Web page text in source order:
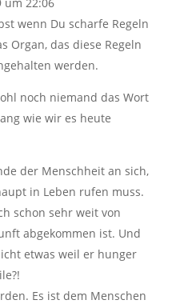
wenn Du scharfe Regeln
Organ, das diese Regeln
werden.
noch niemand das Wort
wie wir es heute
der Menschheit an sich,
in Leben rufen muss.
schon sehr weit von
abgekommen ist. Und
etwas weil er hunger
Es ist dem Menschen